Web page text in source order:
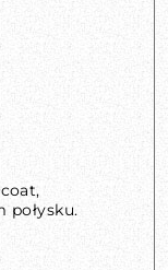
połysku.